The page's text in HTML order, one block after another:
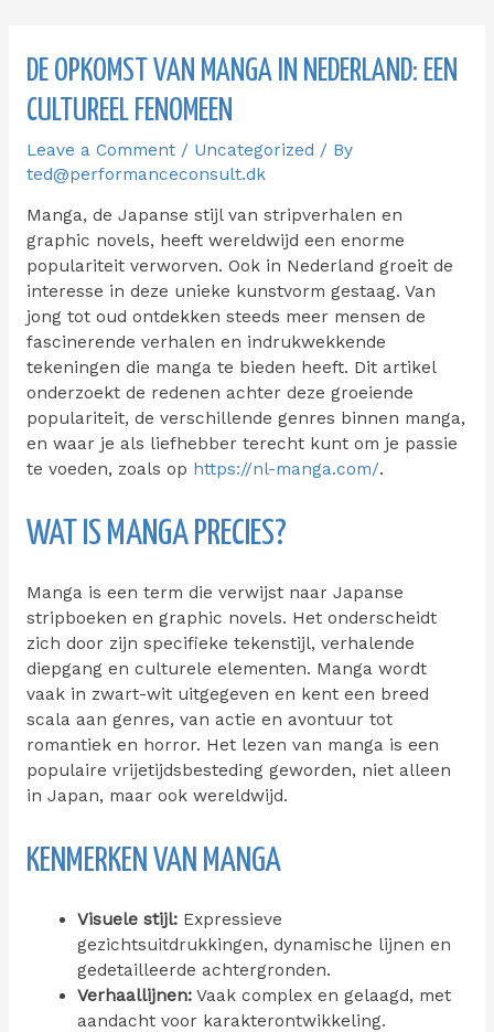
DE OPKOMST VAN MANGA IN NEDERLAND: EEN
CULTUREEL FENOMEEN
Leave a Comment / Uncategorized / By
ted@performanceconsult.dk
Manga, de Japanse stijl van stripverhalen en
graphic novels, heeft wereldwijd een enorme
populariteit verworven. Ook in Nederland groeit de
interesse in deze unieke kunstvorm gestaag. Van
jong tot oud ontdekken steeds meer mensen de
fascinerende verhalen en indrukwekkende
tekeningen die manga te bieden heeft. Dit artikel
onderzoekt de redenen achter deze groeiende
populariteit, de verschillende genres binnen manga,
en waar je als liefhebber terecht kunt om je passie
te voeden, zoals op https://nl-manga.com/.
WAT IS MANGA PRECIES?
Manga is een term die verwijst naar Japanse
stripboeken en graphic novels. Het onderscheidt
zich door zijn specifieke tekenstijl, verhalende
diepgang en culturele elementen. Manga wordt
vaak in zwart-wit uitgegeven en kent een breed
scala aan genres, van actie en avontuur tot
romantiek en horror. Het lezen van manga is een
populaire vrijetijdsbesteding geworden, niet alleen
in Japan, maar ook wereldwijd.
KENMERKEN VAN MANGA
Visuele stijl: Expressieve
gezichtsuitdrukkingen, dynamische lijnen en
gedetailleerde achtergronden.
Verhaallijnen: Vaak complex en gelaagd, met
aandacht voor karakterontwikkeling.